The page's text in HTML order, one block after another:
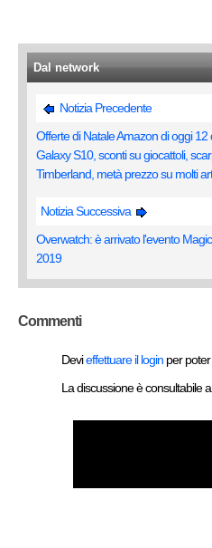
Dal network
Notizia Precedente
Offerte di Natale Amazon di oggi 12
Galaxy S10, sconti su giocattoli,
Timberland, metà prezzo su molti
Notizia Successiva
Overwatch: è arrivato l'evento
2019
Commenti
Devieffettuare il login per
La discussione è consultabile